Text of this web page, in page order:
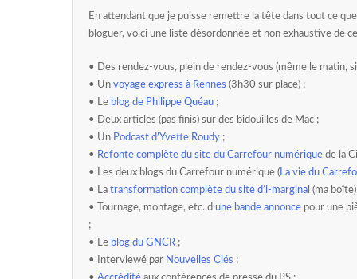
En attendant que je puisse remettre la tête dans tout ce que
bloguer, voici une liste désordonnée et non exhaustive de
• Des rendez-vous, plein de rendez-vous (même le matin, si
• Un voyage express à Rennes (3h30 sur place) ;
• Le blog de Philippe Quéau ;
• Deux articles (pas finis) sur des bidouilles de Mac ;
• Un Podcast d’Yvette Roudy ;
• Refonte complète du site du Carrefour numérique de la
• Les deux blogs du Carrefour numérique ( La vie du
• La transformation complète du site d’i-marginal (ma
• Tournage, montage, etc. d’une bande annonce pour une
;
• Le blog du GNCR ;
• Interviewé par Nouvelles Clés ;